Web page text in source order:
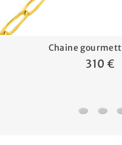
Chaine
310 €
Chaine